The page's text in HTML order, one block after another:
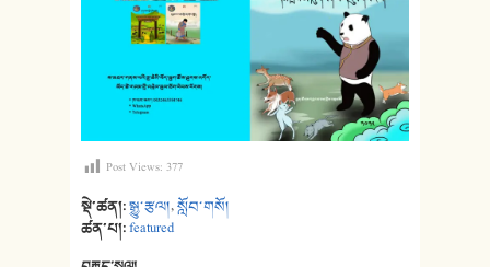
Post Views: 377
སྡེ་ཚན།:སྒྱུ་རྩལ།,སློབ་གསོ།
ཚན་པ།:featured